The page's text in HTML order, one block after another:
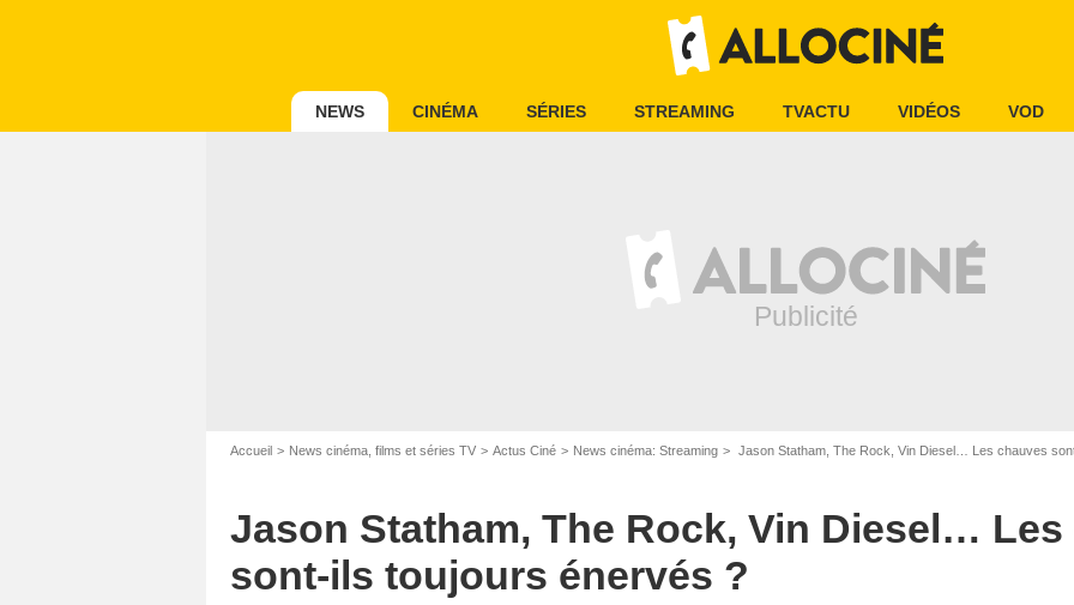
NEWS CINÉMA SÉRIES STREAMING TVACTU VIDÉOS VOD
Accueil News cinéma, films et séries TV Actus Ciné News cinéma: Streaming Jason Statham, The Rock, Vin Diesel… Les chauves
Jason Statham, The Rock, Vin Diesel…
sont-ils toujours énervés ?